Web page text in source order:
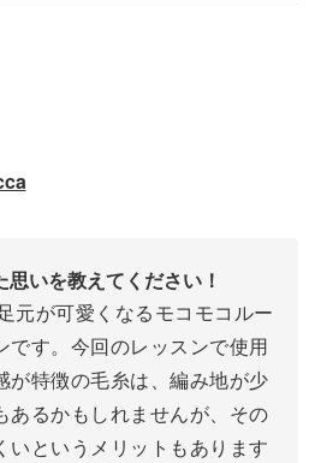
いを教えてください！
元が可愛くなるモコモコルー
です。今回のレッスンで使用
が特徴の毛糸は、編み地が少
あるかもしれませんが、その
いというメリットもあります